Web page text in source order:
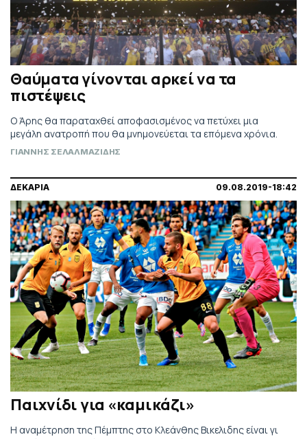
Θαύματα γίνονται αρκεί να τα
πιστέψεις
Ο Άρης θα παραταχθεί αποφασισμένος να πετύχει μια
μεγάλη ανατροπή που θα μνημονεύεται τα επόμενα χρόνια.
ΓΙΑΝΝΗΣ ΣΕΛΑΛΜΑΖΙΔΗΣ
ΔΕΚΑΡΙΑ 09.08.2019-18:42
Παιχνίδι για «καμικάζι»
Η αναμέτρηση της Πέμπτης στο Κλεάνθης Βικελιδης είναι γι